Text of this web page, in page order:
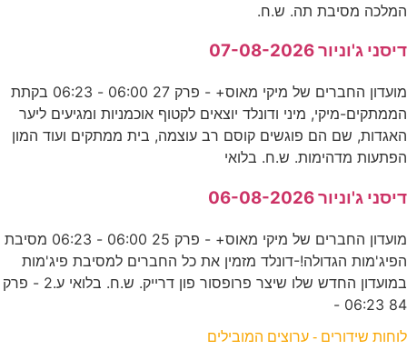
המלכה מסיבת תה. ש.ח.
דיסני ג'וניור 07-08-2026
מועדון החברים של מיקי מאוס+ - פרק 27 06:00 - 06:23 בקתת
הממתקים-מיקי, מיני ודונלד יוצאים לקטוף אוכמניות ומגיעים ליער
האגדות, שם הם פוגשים קוסם רב עוצמה, בית ממתקים ועוד המון
הפתעות מדהימות. ש.ח. בלואי
דיסני ג'וניור 06-08-2026
מועדון החברים של מיקי מאוס+ - פרק 25 06:00 - 06:23 מסיבת
הפיג'מות הגדולה!-דונלד מזמין את כל החברים למסיבת פיג'מות
במועדון החדש שלו שיצר פרופסור פון דרייק. ש.ח. בלואי ע.2 - פרק
84 06:23 -
לוחות שידורים - ערוצים המובילים